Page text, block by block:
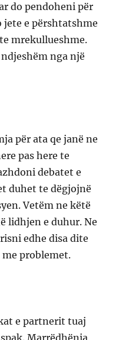
do pendoheni për
e përshtatshme
mrekullueshme.
nga një
për ata qe janë ne
pas here te
debatet e
duhet te dëgjojnë
Vetëm ne këtë
lidhjen e duhur. Ne
edhe disa dite
problemet.
e partnerit tuaj